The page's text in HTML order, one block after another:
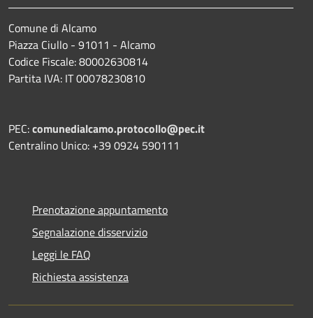
Comune di Alcamo
Piazza Ciullo - 91011 - Alcamo
Codice Fiscale: 80002630814
Partita IVA: IT 00078230810
PEC:comunedialcamo.protocollo@pec.it
Centralino Unico: +39 0924 590111
Prenotazione appuntamento
Segnalazione disservizio
Leggi le FAQ
Richiesta assistenza